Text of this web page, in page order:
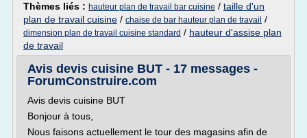
Thèmes liés : hauteur plan de travail bar cuisine / taille d'un
plan de travail cuisine / chaise de bar hauteur plan de travail /
dimension plan de travail cuisine standard / hauteur d'assise plan
de travail
Avis devis cuisine BUT - 17 messages -
ForumConstruire.com
Avis devis cuisine BUT
Bonjour à tous,
Nous faisons actuellement le tour des magasins afin de